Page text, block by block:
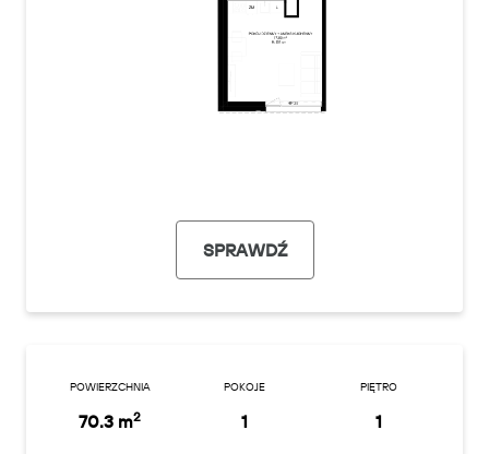
SPRAWDŹ
POWIERZCHNIA
70.3 m2
POKOJE
1
PIĘTRO
1